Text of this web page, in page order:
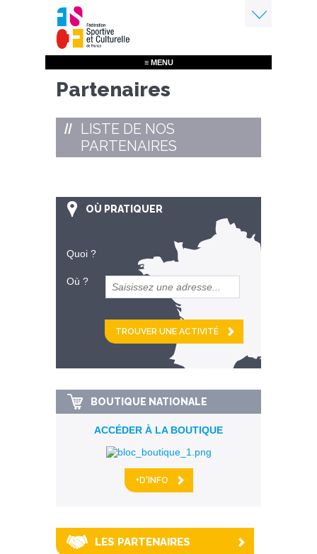
Aller
au
contenu
principal
≡ MENU
Partenaires
LISTE DE NOS
PARTENAIRES
OÙ PRATIQUER
Quoi ?
Où ?
et
km alentour
BOUTIQUE NATIONALE
ACCÉDER À LA BOUTIQUE
+D'INFO
LES PARTENAIRES